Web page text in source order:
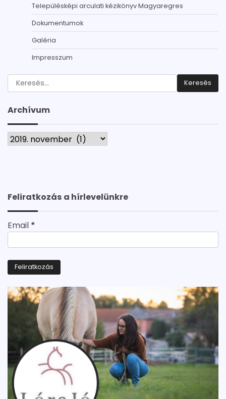
Településképi arculati kézikönyv Magyaregres
Dokumentumok
Galéria
Impresszum
Keresés:
Archívum
Archívum
Feliratkozás a hírlevelünkre
Email *